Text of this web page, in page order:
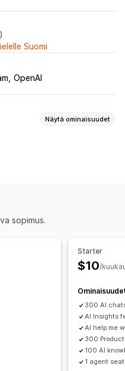
Suomi
OpenAI
Näytä ominaisuudet
Asiakaspalvelijan avatar
sopimus.
Starter
$10/
300 AI
AI Insights
AI help me
300
100 AI
1 agent seat